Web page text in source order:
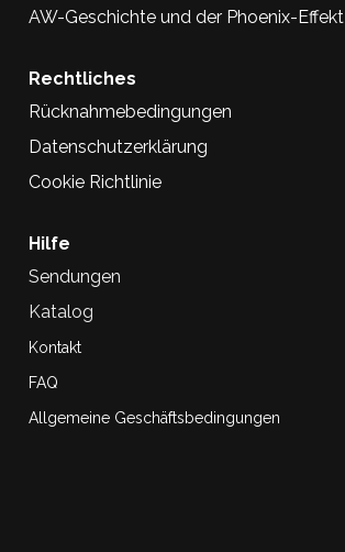
AW-Geschichte und der Phoenix-Effekt
Rechtliches
Rücknahmebedingungen
Datenschutzerklärung
Cookie Richtlinie
Hilfe
Sendungen
Katalog
Kontakt
FAQ
Allgemeine Geschäftsbedingungen